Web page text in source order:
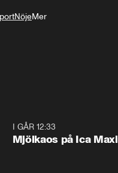
NöjeMer
I GÅR 12:33
Mjölkaos på Ica Maxi